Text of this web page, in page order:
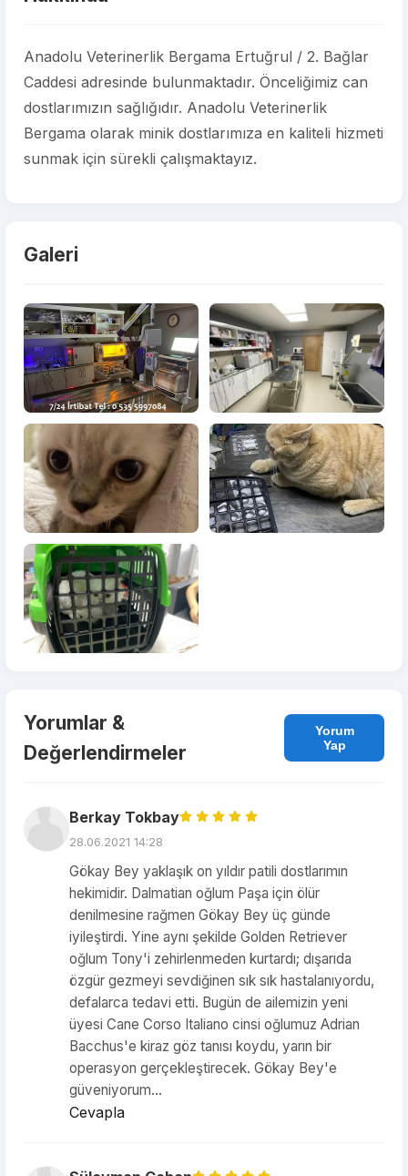
Anadolu Veterinerlik Bergama Ertuğrul / 2. Bağlar
Caddesi adresinde bulunmaktadır. Önceliğimiz can
dostlarımızın sağlığıdır. Anadolu Veterinerlik
Bergama olarak minik dostlarımıza en kaliteli hizmeti
sunmak için sürekli çalışmaktayız.
Galeri
Yorumlar &
Değerlendirmeler
Yorum
Yap
Berkay Tokbay
28.06.2021 14:28
Gökay Bey yaklaşık on yıldır patili dostlarımın
hekimidir. Dalmatian oğlum Paşa için ölür
denilmesine rağmen Gökay Bey üç günde
iyileştirdi. Yine aynı şekilde Golden Retriever
oğlum Tony'i zehirlenmeden kurtardı; dışarıda
özgür gezmeyi sevdiğinen sık sık hastalanıyordu,
defalarca tedavi etti. Bugün de ailemizin yeni
üyesi Cane Corso Italiano cinsi oğlumuz Adrian
Bacchus'e kiraz göz tanısı koydu, yarın bir
operasyon gerçekleştirecek. Gökay Bey'e
güveniyorum...
Cevapla